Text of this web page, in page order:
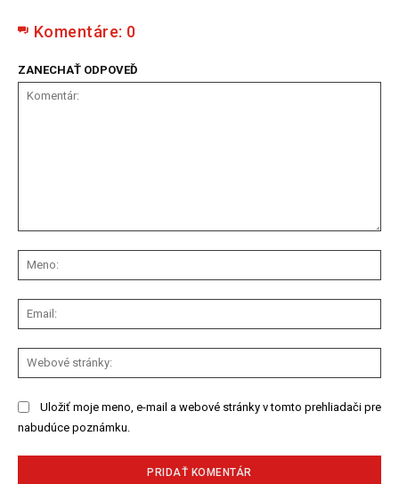
Komentáre: 0
ZANECHAŤ ODPOVEĎ
Uložiť moje meno, e-mail a webové stránky v tomto prehliadači pre
nabudúce poznámku.